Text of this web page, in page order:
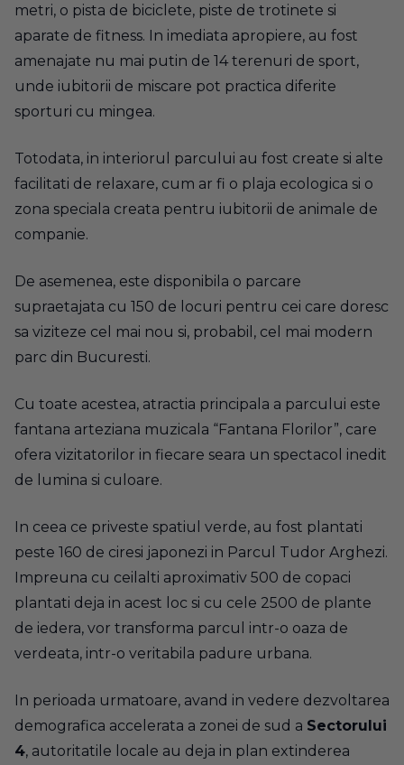
metri, o pista de biciclete, piste de trotinete si
aparate de fitness. In imediata apropiere, au fost
amenajate nu mai putin de 14 terenuri de sport,
unde iubitorii de miscare pot practica diferite
sporturi cu mingea.
Totodata, in interiorul parcului au fost create si alte
facilitati de relaxare, cum ar fi o plaja ecologica si o
zona speciala creata pentru iubitorii de animale de
companie.
De asemenea, este disponibila o parcare
supraetajata cu 150 de locuri pentru cei care doresc
sa viziteze cel mai nou si, probabil, cel mai modern
parc din Bucuresti.
Cu toate acestea, atractia principala a parcului este
fantana arteziana muzicala “Fantana Florilor”, care
ofera vizitatorilor in fiecare seara un spectacol inedit
de lumina si culoare.
In ceea ce priveste spatiul verde, au fost plantati
peste 160 de ciresi japonezi in Parcul Tudor Arghezi.
Impreuna cu ceilalti aproximativ 500 de copaci
plantati deja in acest loc si cu cele 2500 de plante
de iedera, vor transforma parcul intr-o oaza de
verdeata, intr-o veritabila padure urbana.
In perioada urmatoare, avand in vedere dezvoltarea
demografica accelerata a zonei de sud a Sectorului
4, autoritatile locale au deja in plan extinderea